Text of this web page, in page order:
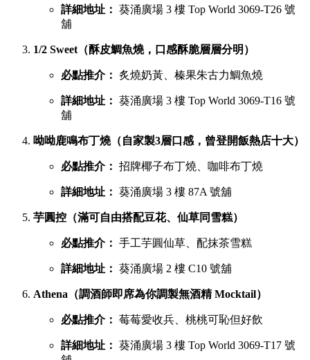
詳細地址： 葵涌廣場 3 樓 Top World 3069-T26 號
舖
1/2 Sweet（酥皮鯛魚燒，口感酥脆層層分明）
必點推介： 炙燒奶黃、榛果朱古力鯛魚燒
詳細地址： 葵涌廣場 3 樓 Top World 3069-T16 號
舖
呦呦鹿鳴布丁燒（自家製3層口感，曾登開飯熱店十大）
必點推介： 招牌椰子布丁燒、咖啡布丁燒
詳細地址： 葵涌廣場 3 樓 87A 號舖
芋圓控（滿可自由搭配豆花、仙草同雪糕）
必點推介： 手工芋圓仙草、配抹茶雪糕
詳細地址： 葵涌廣場 2 樓 C10 號舖
Athena（調酒師即席為你調製無酒精 Mocktail）
必點推介： 莓莓愛收兵、桃桃可恥但好飲
詳細地址： 葵涌廣場 3 樓 Top World 3069-T17 號